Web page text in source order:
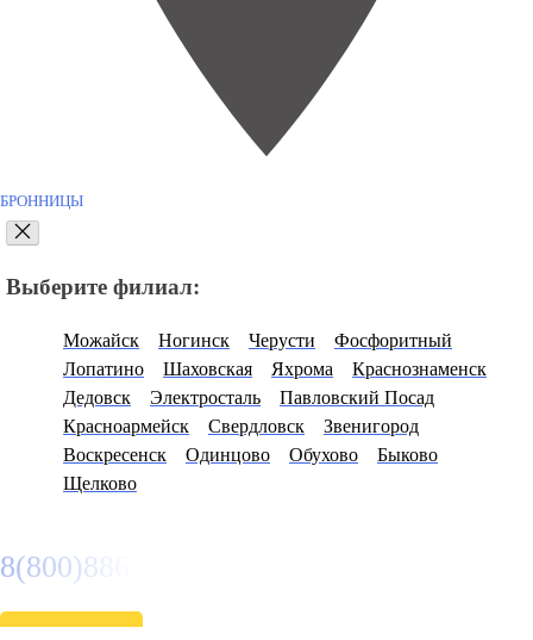
БРОННИЦЫ
Выберите филиал:
Можайск Ногинск Черусти
Фосфоритный
Лопатино
Шаховская Яхрома
Краснознаменск
Дедовск
Электросталь
Павловский Посад
Красноармейск
Свердловск
Звенигород
Воскресенск
Одинцово Обухово
Быково
Щелково
8(800)886486